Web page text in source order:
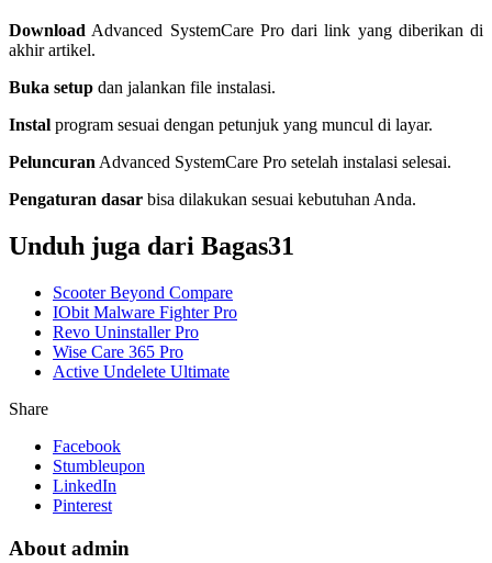
Download Advanced SystemCare Pro dari link yang diberikan di
akhir artikel.
Buka setup dan jalankan file instalasi.
Instal program sesuai dengan petunjuk yang muncul di layar.
PeluncuranAdvanced SystemCare Pro setelah instalasi selesai.
Pengaturan dasar bisa dilakukan sesuai kebutuhan Anda.
Unduh juga dari Bagas31
Scooter Beyond Compare
IObit Malware Fighter Pro
Revo Uninstaller Pro
Wise Care 365 Pro
Active Undelete Ultimate
Share
Facebook
Stumbleupon
LinkedIn
Pinterest
About admin